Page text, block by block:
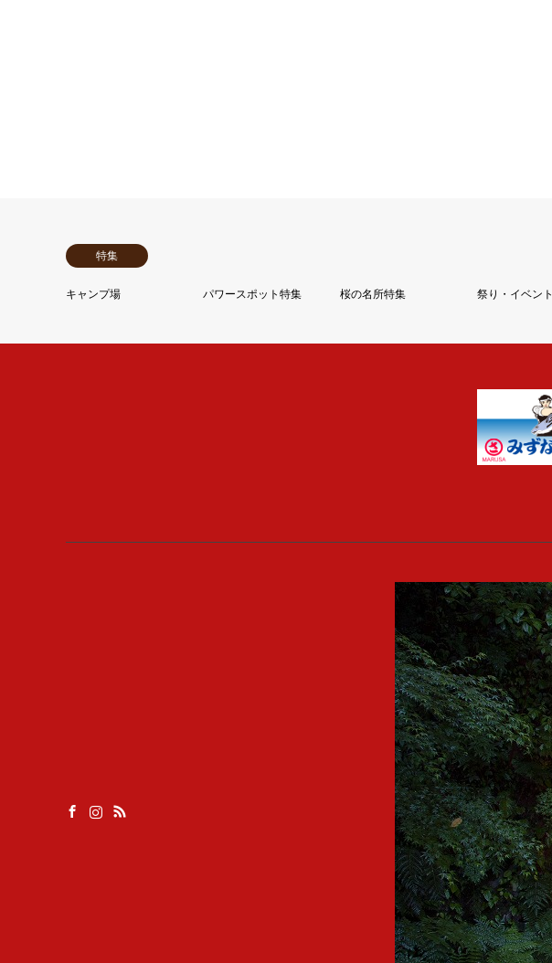
特集
キャンプ場 パワースポット特集 桜の名所特集 祭り・イベント